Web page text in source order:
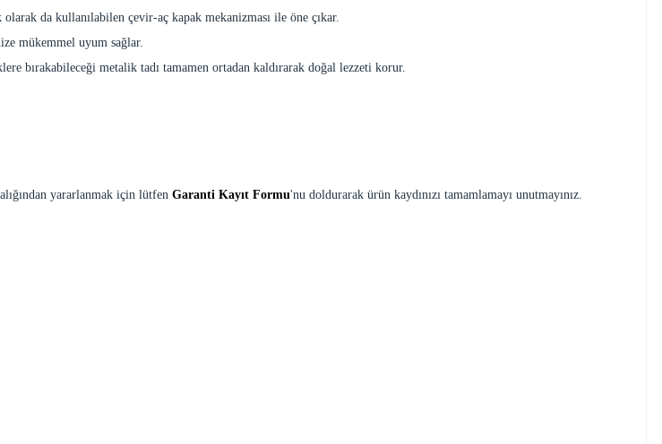
da kullanılabilen çevir-aç kapak mekanizması ile öne çıkar.
mükemmel uyum sağlar.
bırakabileceği metalik tadı tamamen ortadan kaldırarak doğal lezzeti korur.
yararlanmak için lütfen Garanti Kayıt Formu'nu doldurarak ürün kaydınızı tamamlamayı unutmayınız.